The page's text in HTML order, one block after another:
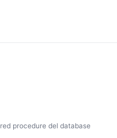
procedure del database